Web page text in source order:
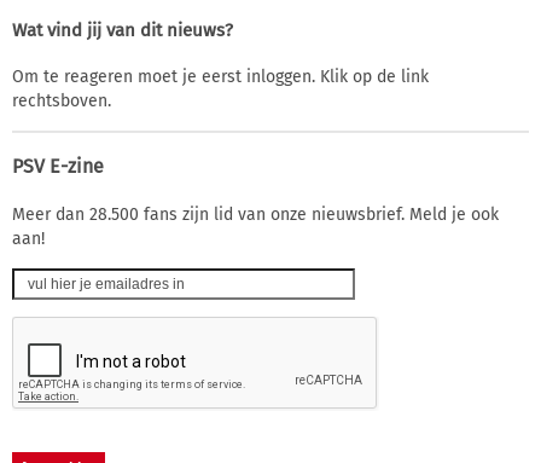
Wat vind jij van dit nieuws?
Om te reageren moet je eerst inloggen. Klik op de link
rechtsboven.
PSV E-zine
Meer dan 28.500 fans zijn lid van onze nieuwsbrief. Meld je ook
aan!